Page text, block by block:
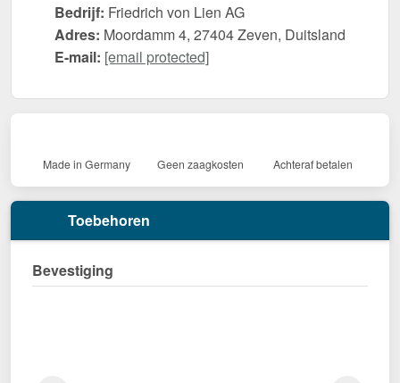
Bedrijf: Friedrich von Lien AG
Adres: Moordamm 4, 27404 Zeven, Duitsland
E-mail: [email protected]
Made in Germany Geen zaagkosten Achteraf betalen
Toebehoren
Bevestiging